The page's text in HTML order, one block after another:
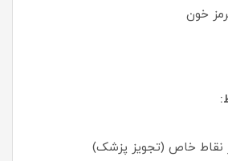
خون
نقاط خاص (تجویز پزشک)